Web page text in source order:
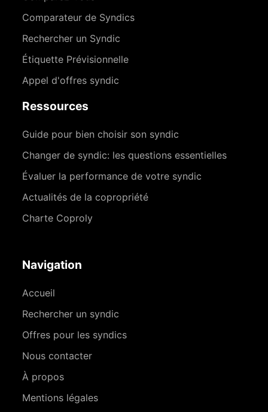
Comparateur de Syndics
Rechercher un Syndic
Étiquette Prévisionnelle
Appel d'offres syndic
Ressources
Guide pour bien choisir son syndic
Changer de syndic: les questions essentielles
Évaluer la performance de votre syndic
Actualités de la copropriété
Charte Coproly
Navigation
Accueil
Rechercher un syndic
Offres pour les syndics
Nous contacter
À propos
Mentions légales